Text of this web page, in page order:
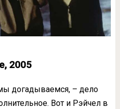
2005
догадываемся, – дело
Вот и Рэйчел в